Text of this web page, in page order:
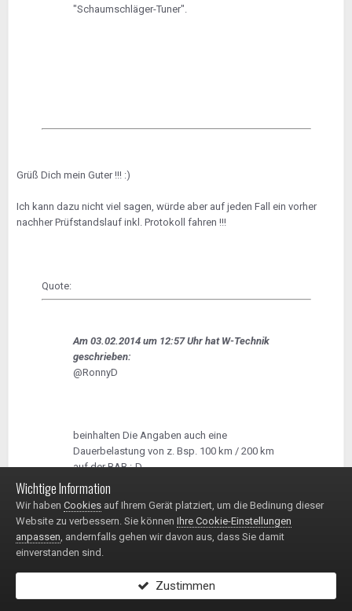
"Schaumschläger-Tuner".
Grüß Dich mein Guter !!! :)
Ich kann dazu nicht viel sagen, würde aber auf jeden Fall ein vorher
nachher Prüfstandslauf inkl. Protokoll fahren !!!
Quote:
Am 03.02.2014 um 12:57 Uhr hat W-Technik
geschrieben:
@RonnyD
beinhalten Die Angaben auch eine
Dauerbelastung von z. Bsp. 100 km / 200 km
auf der BAB :-D.
Wichtige Information
Wir haben Cookies auf Ihrem Gerät platziert, um die Bedinung dieser
Website zu verbessern. Sie können Ihre Cookie-Einstellungen
anpassen, andernfalls gehen wir davon aus, dass Sie damit
einverstanden sind.
Zustimmen